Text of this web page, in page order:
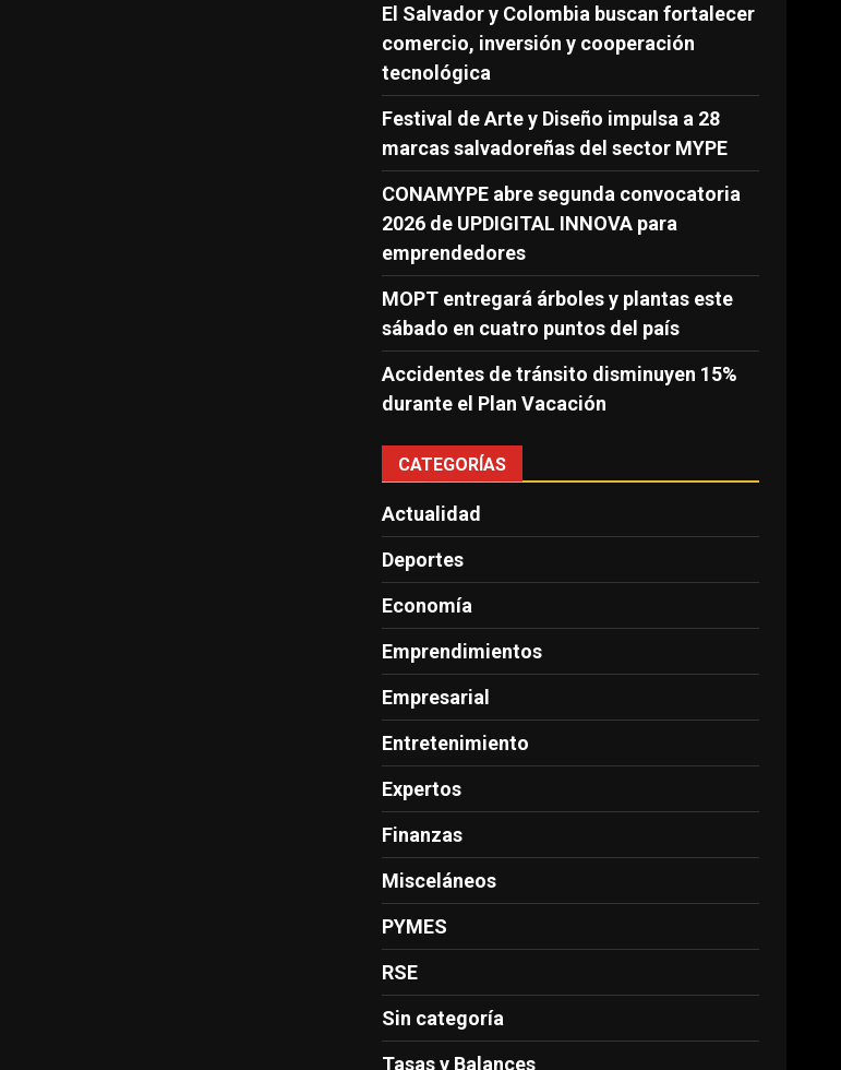
El Salvador y Colombia buscan fortalecer
comercio, inversión y cooperación
tecnológica
Festival de Arte y Diseño impulsa a 28
marcas salvadoreñas del sector MYPE
CONAMYPE abre segunda convocatoria
2026 de UPDIGITAL INNOVA para
emprendedores
MOPT entregará árboles y plantas este
sábado en cuatro puntos del país
Accidentes de tránsito disminuyen 15%
durante el Plan Vacación
CATEGORÍAS
Actualidad
Deportes
Economía
Emprendimientos
Empresarial
Entretenimiento
Expertos
Finanzas
Misceláneos
PYMES
RSE
Sin categoría
Tasas y Balances